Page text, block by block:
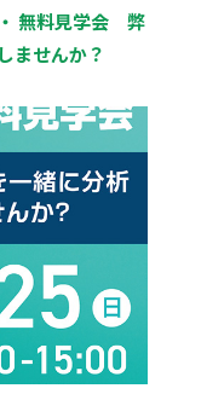
・ 無料見学会 弊
ませんか？